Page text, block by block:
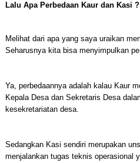
Lalu Apa Perbedaan Kaur dan Kasi ?
Melihat dari apa yang saya uraikan
Seharusnya kita bisa menyimpulkan
Ya, perbedaannya adalah kalau Kaur
Kepala Desa dan Sekretaris Desa
kesekretariatan desa.
Sedangkan Kasi sendiri merupakan
menjalankan tugas teknis operasional